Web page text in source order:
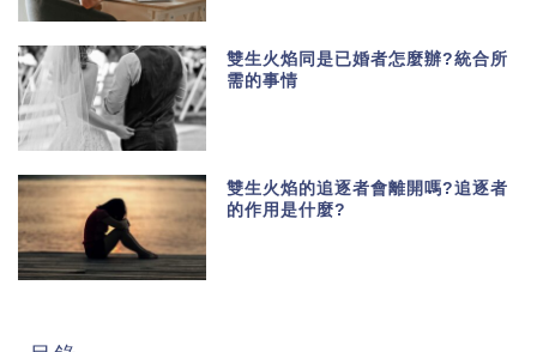
雙生火焰同是已婚者怎麼辦?統合所
需的事情
雙生火焰的追逐者會離開嗎?追逐者
的作用是什麼?